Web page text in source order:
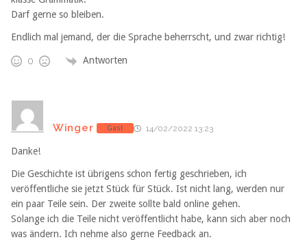
Darf gerne so bleiben.
Endlich mal jemand, der die Sprache beherrscht, und zwar richtig!
0 Antworten
Winger Gast 14/02/2022 13:23
Danke!
Die Geschichte ist übrigens schon fertig geschrieben, ich
veröffentliche sie jetzt Stück für Stück. Ist nicht lang, werden nur
ein paar Teile sein. Der zweite sollte bald online gehen.
Solange ich die Teile nicht veröffentlicht habe, kann sich aber noch
was ändern. Ich nehme also gerne Feedback an.